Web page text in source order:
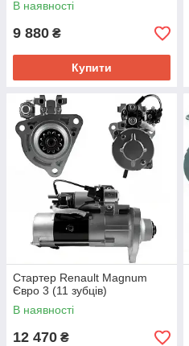
В наявності
9 880 ₴
Купити
Стартер Renault Magnum
Євро 3 (11 зубців)
В наявності
12 470 ₴